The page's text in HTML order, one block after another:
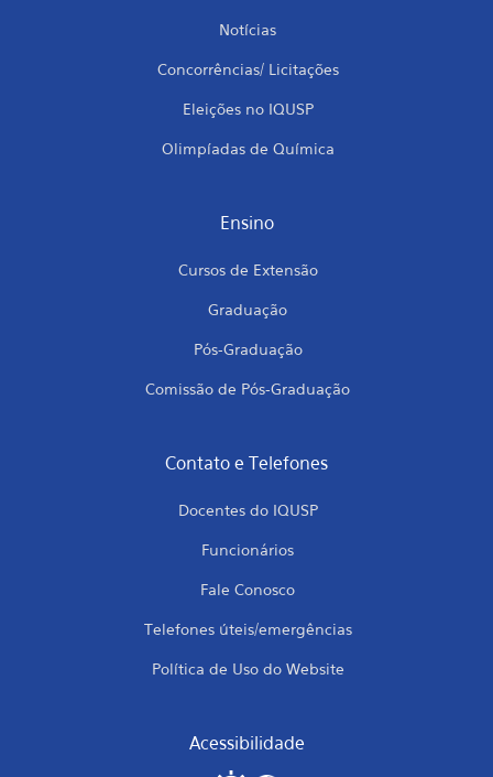
Notícias
Concorrências/ Licitações
Eleições no IQUSP
Olimpíadas de Química
Ensino
Cursos de Extensão
Graduação
Pós-Graduação
Comissão de Pós-Graduação
Contato e Telefones
Docentes do IQUSP
Funcionários
Fale Conosco
Telefones úteis/emergências
Política de Uso do Website
Acessibilidade